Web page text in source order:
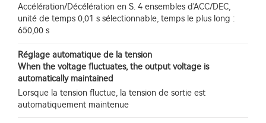
Accélération/Décélération en S. 4 ensembles d'ACC/DEC,
unité de temps 0,01 s sélectionnable, temps le plus long :
650,00 s
Réglage automatique de la tension
When the voltage fluctuates, the output voltage is
automatically maintained
Lorsque la tension fluctue, la tension de sortie est
automatiquement maintenue